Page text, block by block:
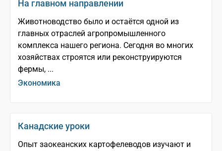
На главном направлении
Животноводство было и остаётся одной из
главных отраслей агропромышленного
комплекса нашего региона. Сегодня во многих
хозяйствах строятся или реконструируются
фермы, ...
Экономика
Канадские уроки
Опыт заокеанских картофелеводов изучают и